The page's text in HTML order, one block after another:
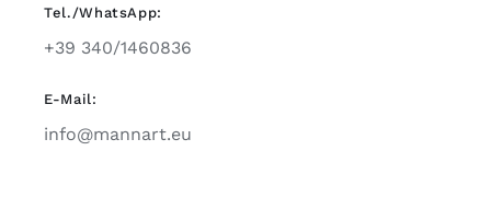
Tel./WhatsApp:
+39 340/1460836
E-Mail:
info@mannart.eu